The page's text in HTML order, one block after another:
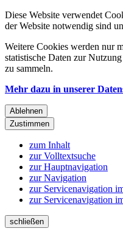
Diese Website verwendet
der Website notwendig sind
Weitere Cookies werden nur
statistische Daten zur
zu sammeln.
Mehr dazu in unserer
Ablehnen
Zustimmen
zum Inhalt
zur Volltextsuche
zur Hauptnavigation
zur Navigation
zur Servicenavigation
zur Servicenavigation
schließen